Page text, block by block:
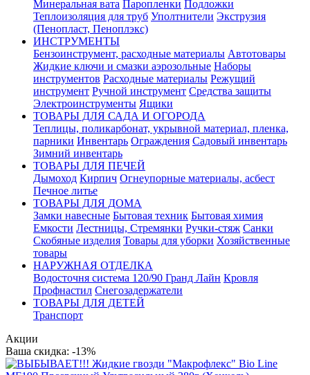
Минеральная вата Паропленки Подложки
Теплоизоляция для труб Уполтнители Экструзия
(Пенопласт, Пеноплэкс)
ИНСТРУМЕНТЫ
Бензоинструмент, расходные материалы Автотовары
Жидкие ключи и смазки аэрозольные Наборы
инструментов Расходные материалы Режущий
инструмент Ручной инструмент Средства защиты
Электроинструменты Ящики
ТОВАРЫ ДЛЯ САДА И ОГОРОДА
Теплицы, поликарбонат, укрывной материал, пленка,
парники Инвентарь Ограждения Садовый инвентарь
Зимний инвентарь
ТОВАРЫ ДЛЯ ПЕЧЕЙ
Дымоход Кирпич Огнеупорные материалы, асбест
Печное литье
ТОВАРЫ ДЛЯ ДОМА
Замки навесные Бытовая техник Бытовая химия
Емкости Лестницы, Стремянки Ручки-стяж Санки
Скобяные изделия Товары для уборки Хозяйственные
товары
НАРУЖНАЯ ОТДЕЛКА
Водосточня система 120/90 Гранд Лайн Кровля
Профнастил Снегозадержатели
ТОВАРЫ ДЛЯ ДЕТЕЙ
Транспорт
Акции
Ваша скидка: -13%